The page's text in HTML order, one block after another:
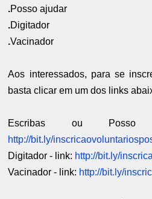
.Posso ajudar
.Digitador
.Vacinador
Aos interessados, para se
basta clicar em um dos links
Escribas ou
http://bit.ly/
Digitador - link: http://bit.ly/
Vacinador - link: http://bit.ly/